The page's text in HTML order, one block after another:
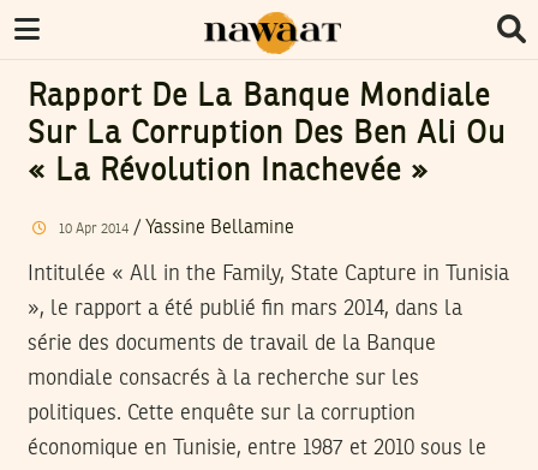
Rapport De La Banque Mondiale
Sur La Corruption Des Ben Ali Ou
« La Révolution Inachevée »
10 Apr 2014/ Yassine Bellamine
Intitulée « All in the Family, State Capture in Tunisia
», le rapport a été publié fin mars 2014, dans la
série des documents de travail de la Banque
mondiale consacrés à la recherche sur les
politiques. Cette enquête sur la corruption
économique en Tunisie, entre 1987 et 2010 sous le